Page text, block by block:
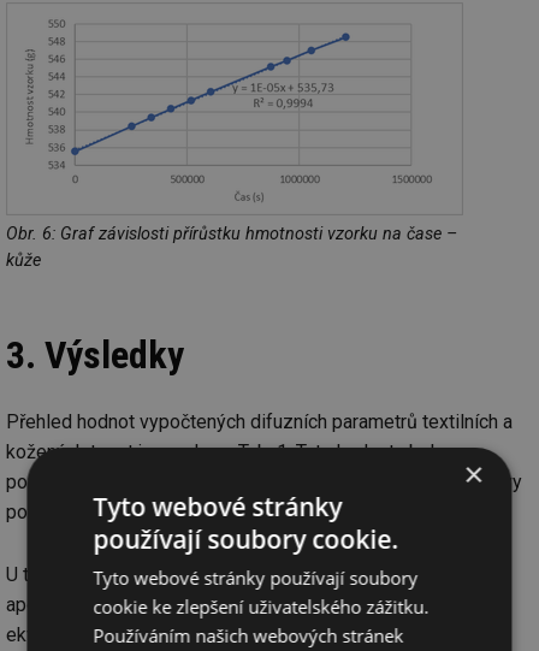
Obr. 6: Graf závislosti přírůstku hmotnosti vzorku na čase –
kůže
3. Výsledky
Přehled hodnot vypočtených difuzních parametrů textilních a
kožených tapet je uveden v Tab. 1. Tyto hodnoty byly
porovnány s běžnými materiály používanými pro vnitřní úpravy
povrchů stěn.
U tenkovrstvých materiálů (fólie, membrány, nátěrové hmoty
apod.) se pro vyjádření difúzní vodivosti stanovuje tzv.
ekvivalentní difuzní tloušťka, která vyjadřuje, jak mocná by
×
Tyto webové stránky
používají soubory cookie.
Tyto webové stránky používají soubory
cookie ke zlepšení uživatelského zážitku.
Používáním našich webových stránek